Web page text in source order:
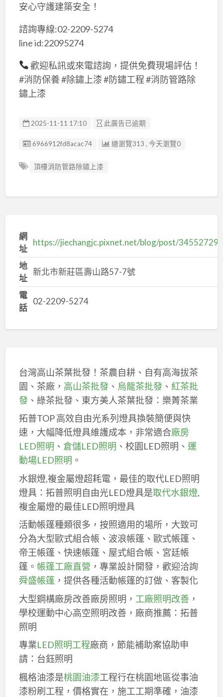
安心守護建築安全！
諮詢專線:02-2209-5274
line id:22095274
歡迎私訊或來電諮詢，提供免費現場評估！
#消防保養 #除鏽上漆 #防鏽工程 #消防管路除
鏽上漆
2025-11-11 17:10 此廣告已逾期
廣告编號
6966912fd8acac74 總瀏覽313 , 今天瀏覽0
頂樓消防管路除鏽上漆
網
址
https://jiechangjc.pixnet.net/blog/post/345527299
地
址
新北市新莊區壽山路57-7號
電
話
02-2209-5274
台灣高山茶葉批發！茶農自耕、自有高海拔茶
園、茶廠， 高山茶批發、 烏龍茶批發、 紅茶批
發、綠茶批發、東方美人茶葉批發：樂菁茶業
拓普TOP 高效自由光系列燈具換裝簡便與快
速，大幅降低燈具維護成本，非常適合廠房
LED照明 、 倉儲LED照明 、校園LED照明、 運
動場LED照明 。
水銀燈,複金屬燈超耗電，最佳的取代LED照明
燈具：拓普照明自由光LED燈具是取代水銀燈,
複金屬燈的最佳LED照明燈具
活動帳篷種類很多，按照適用的場所，大致可
分為大型歐式組合帳、波浪帳篷、歐式帳篷、
帝王帳篷、快速帳篷、屋式組合帳、宮廷帳
篷。 帳篷工廠直營 ，專業設計開發，歡迎洽詢
舜盛帳篷，提供各種活動帳篷的訂做、客製化
大型鋼構廠房改善廠房照明， 工廠照明改善，
學校運動中心高空照明改善，廠商推薦：拓普
照明
專業LED照明工程廠商，節能補助案協助申
請：台鈺照明
楓格油漆是桃園油漆工程行在桃園地區從事油
漆粉刷工程，價格實在，施工工期準確，油漆